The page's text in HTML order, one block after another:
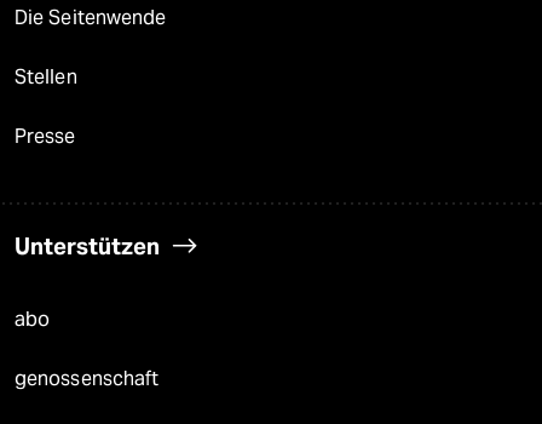
Die Seitenwende
Stellen
Presse
Unterstützen
abo
genossenschaft